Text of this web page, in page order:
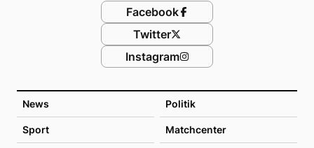
News Politik
Sport Matchcenter
Facebook
Twitter
Instagram